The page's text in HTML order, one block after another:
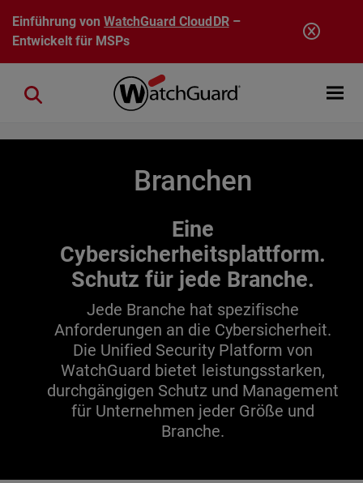
Direkt zum Inhalt
Einführung vonWatchGuard CloudDR–
Entwickelt für MSPs
Open
Close search
Branchen
Eine
Cybersicherheitsplattform.
Schutz für jede Branche.
Jede Branche hat spezifische
Anforderungen an die Cybersicherheit.
Die Unified Security Platform von
WatchGuard bietet leistungsstarken,
durchgängigen Schutz und Management
für Unternehmen jeder Größe und
Branche.